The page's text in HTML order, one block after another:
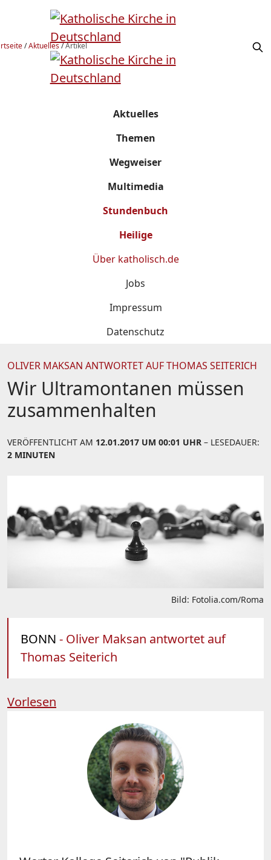
/Aktuelles/Artikel
Aktuelles
Themen
Wegweiser
Multimedia
Stundenbuch
Heilige
Über katholisch.de
Jobs
Impressum
Datenschutz
OLIVER MAKSAN ANTWORTET AUF THOMAS SEITERICH
Wir Ultramontanen müssen
zusammenhalten
VERÖFFENTLICHT AM 12.01.2017 UM 00:01 UHR – LESEDAUER:
2 MINUTEN
Bild: Fotolia.com/Roma
BONN - Oliver Maksan antwortet auf
Thomas Seiterich
Vorlesen